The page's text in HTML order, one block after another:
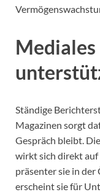
Ständige
Magazinen sorgt
Gespräch bleibt.
wirkt sich direkt
präsenter sie in
erscheint sie für